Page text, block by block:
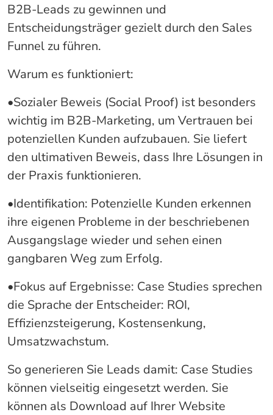
B2B-Leads zu gewinnen und
Entscheidungsträger gezielt durch den Sales
Funnel zu führen.
Warum es funktioniert:
•Sozialer Beweis (Social Proof) ist besonders
wichtig im B2B-Marketing, um Vertrauen bei
potenziellen Kunden aufzubauen. Sie liefert
den ultimativen Beweis, dass Ihre Lösungen in
der Praxis funktionieren.
•Identifikation: Potenzielle Kunden erkennen
ihre eigenen Probleme in der beschriebenen
Ausgangslage wieder und sehen einen
gangbaren Weg zum Erfolg.
•Fokus auf Ergebnisse: Case Studies sprechen
die Sprache der Entscheider: ROI,
Effizienzsteigerung, Kostensenkung,
Umsatzwachstum.
So generieren Sie Leads damit: Case Studies
können vielseitig eingesetzt werden. Sie
können als Download auf Ihrer Website